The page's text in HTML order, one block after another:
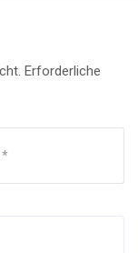
Erforderliche